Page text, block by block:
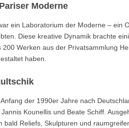
Moderne
ein Laboratorium der Moderne – ein
Diese kreative Dynamik brachte
Werken aus der Privatsammlung
haben.
der 1990er Jahre nach
Kounellis und Beate Schiff.
Reliefs, Skulpturen und